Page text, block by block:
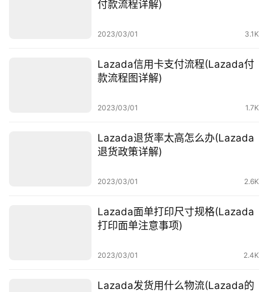
付款流程详解)
2023/03/01 3.1K
Lazada信用卡支付流程(Lazada付
款流程图详解)
2023/03/01 1.7K
Lazada退货率太高怎么办(Lazada
退货政策详解)
2023/03/01 2.6K
Lazada面单打印尺寸规格(Lazada
打印面单注意事项)
2023/03/01 2.4K
Lazada发货用什么物流(Lazada的